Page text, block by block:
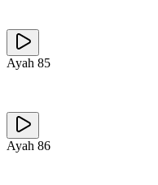
Ayah 85
Ayah 86